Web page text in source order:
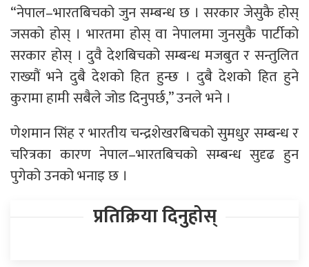
“नेपाल–भारतबिचको जुन सम्बन्ध छ । सरकार जेसुकै होस्
जसको होस् । भारतमा होस् वा नेपालमा जुनसुकै पार्टीको
सरकार होस् । दुवै देशबिचको सम्बन्ध मजबुत र सन्तुलित
राख्यौं भने दुबै देशको हित हुन्छ । दुबै देशको हित हुने
कुरामा हामी सबैले जोड दिनुपर्छ,” उनले भने ।
णेशमान सिंह र भारतीय चन्द्रशेखरबिचको सुमधुर सम्बन्ध र
चरित्रका कारण नेपाल–भारतबिचको सम्बन्ध सुदृढ हुन
पुगेको उनको भनाइ छ ।
प्रतिक्रिया दिनुहोस्